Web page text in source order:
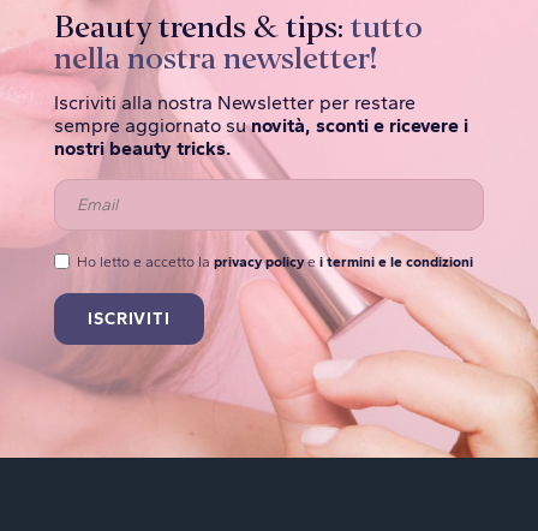
Beauty trends & tips: tutto
nella nostra newsletter!
Iscriviti alla nostra Newsletter per restare
sempre aggiornato sunovità, sconti e ricevere i
nostri beauty tricks.
Ho letto e accetto la privacy policye i termini e le condizioni